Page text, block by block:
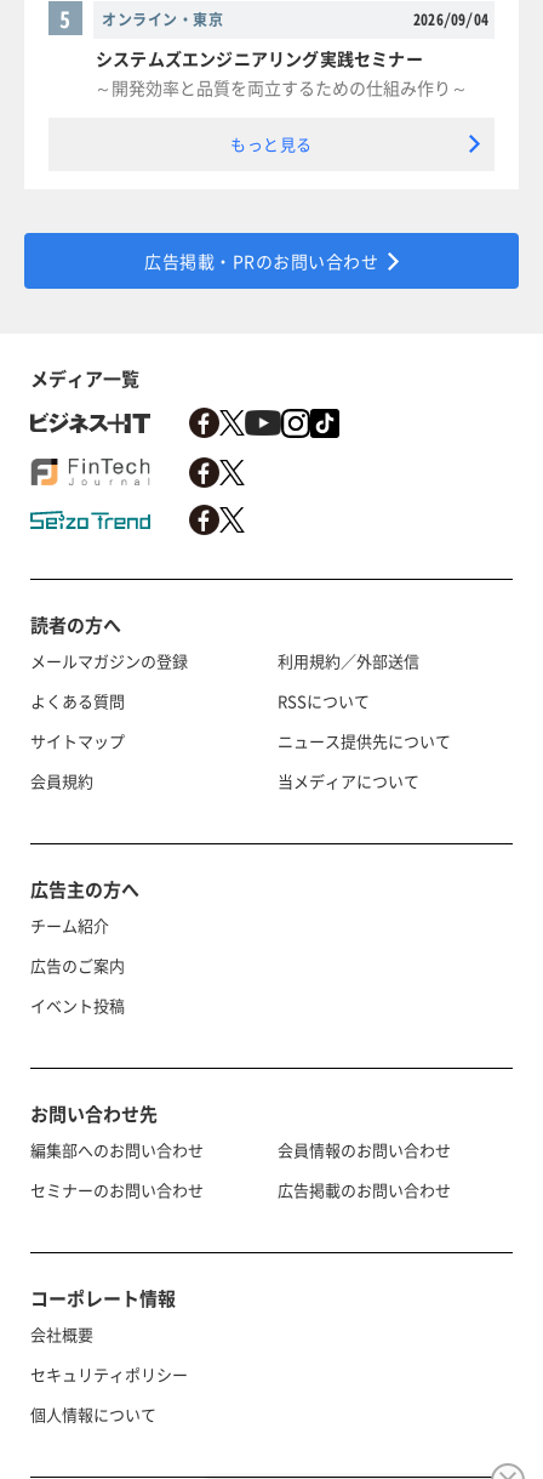
オンライン・東京 2026/09/04
5
システムズエンジニアリング実践セミナー
～開発効率と品質を両立するための仕組み作り～
もっと見る
広告掲載・PRのお問い合わせ
メディア一覧
読者の方へ
メールマガジンの登録
よくある質問
サイトマップ
会員規約
利用規約／外部送信
RSSについて
ニュース提供先について
当メディアについて
広告主の方へ
チーム紹介
広告のご案内
イベント投稿
お問い合わせ先
編集部へのお問い合わせ
セミナーのお問い合わせ
会員情報のお問い合わせ
広告掲載のお問い合わせ
コーポレート情報
会社概要
セキュリティポリシー
個人情報について